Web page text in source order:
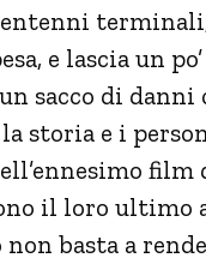
e lascia un
sacco di
storia e i
il loro ultimo
basta a